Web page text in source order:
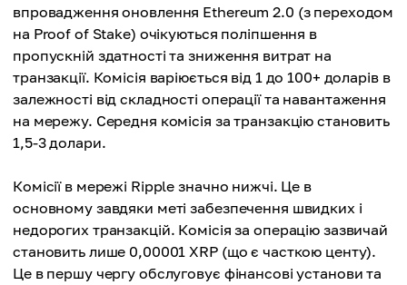
впровадження оновлення Ethereum 2.0 (з переходом
на Proof of Stake) очікуються поліпшення в
пропускній здатності та зниження витрат на
транзакції. Комісія варіюється від 1 до 100+ доларів в
залежності від складності операції та навантаження
на мережу. Середня комісія за транзакцію становить
1,5-3 долари.
Комісії в мережі Ripple значно нижчі. Це в
основному завдяки меті забезпечення швидких і
недорогих транзакцій. Комісія за операцію зазвичай
становить лише 0,00001 XRP (що є часткою центу).
Це в першу чергу обслуговує фінансові установи та